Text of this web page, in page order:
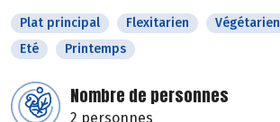
Plat principal Flexitarien Végétarien
Eté
Printemps
Nombre de personnes
2 personnes